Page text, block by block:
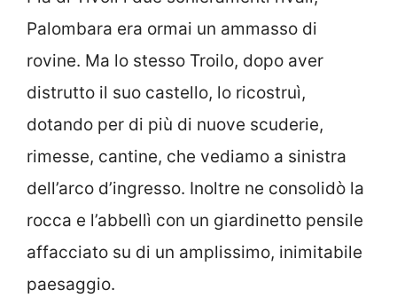
Palombara era ormai un ammasso di
rovine. Ma lo stesso Troilo, dopo aver
distrutto il suo castello, lo ricostruì,
dotando per di più di nuove scuderie,
rimesse, cantine, che vediamo a sinistra
dell’arco d’ingresso. Inoltre ne consolidò la
rocca e l’abbellì con un giardinetto pensile
affacciato su di un amplissimo, inimitabile
paesaggio.